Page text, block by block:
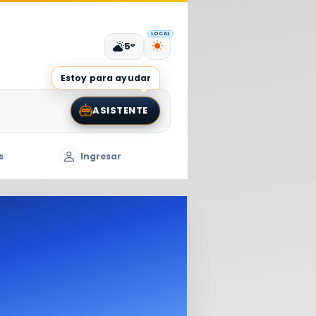
5°
LOCAL
ASISTENTE
Estoy para ayudar
Ingresar